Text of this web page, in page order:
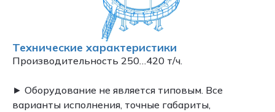
Технические характеристики
Производительность 250…420 т/ч.
► Оборудование не является типовым. Все
варианты исполнения, точные габариты,